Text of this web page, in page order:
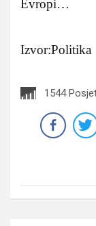
Evropi…
Izvor:Politika
1544